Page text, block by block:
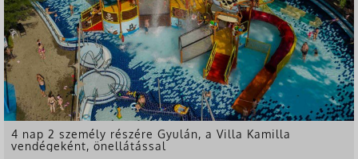
4 nap 2 személy részére Gyulán, a Villa Kamilla
vendégeként, önellátással